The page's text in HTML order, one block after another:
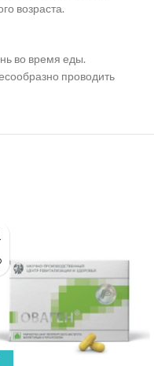
возраста.
во время еды.
проводить